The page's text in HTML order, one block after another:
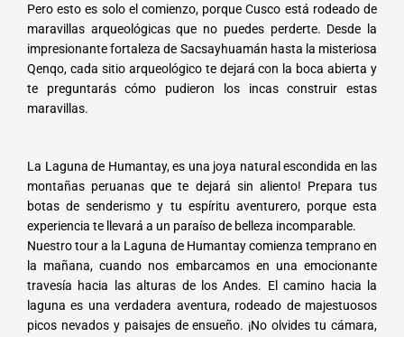
Pero esto es solo el comienzo, porque Cusco está rodeado de
maravillas arqueológicas que no puedes perderte. Desde la
impresionante fortaleza de Sacsayhuamán hasta la misteriosa
Qenqo, cada sitio arqueológico te dejará con la boca abierta y
te preguntarás cómo pudieron los incas construir estas
maravillas.
La Laguna de Humantay, es una joya natural escondida en las
montañas peruanas que te dejará sin aliento! Prepara tus
botas de senderismo y tu espíritu aventurero, porque esta
experiencia te llevará a un paraíso de belleza incomparable.
Nuestro tour a la Laguna de Humantay comienza temprano en
la mañana, cuando nos embarcamos en una emocionante
travesía hacia las alturas de los Andes. El camino hacia la
laguna es una verdadera aventura, rodeado de majestuosos
picos nevados y paisajes de ensueño. ¡No olvides tu cámara,